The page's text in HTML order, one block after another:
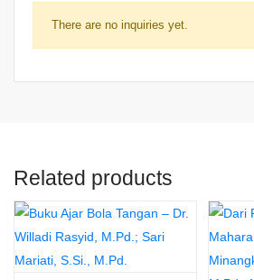
There are no inquiries yet.
Related products